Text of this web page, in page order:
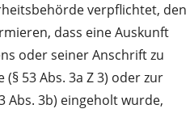
verpflichtet, den
dass eine Auskunft
oder seiner Anschrift zu
53 Abs. 3a Z 3) oder zur
Abs. 3b) eingeholt wurde,